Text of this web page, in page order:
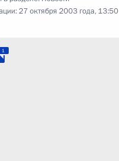
27 октября 2003 года, 13:50
1